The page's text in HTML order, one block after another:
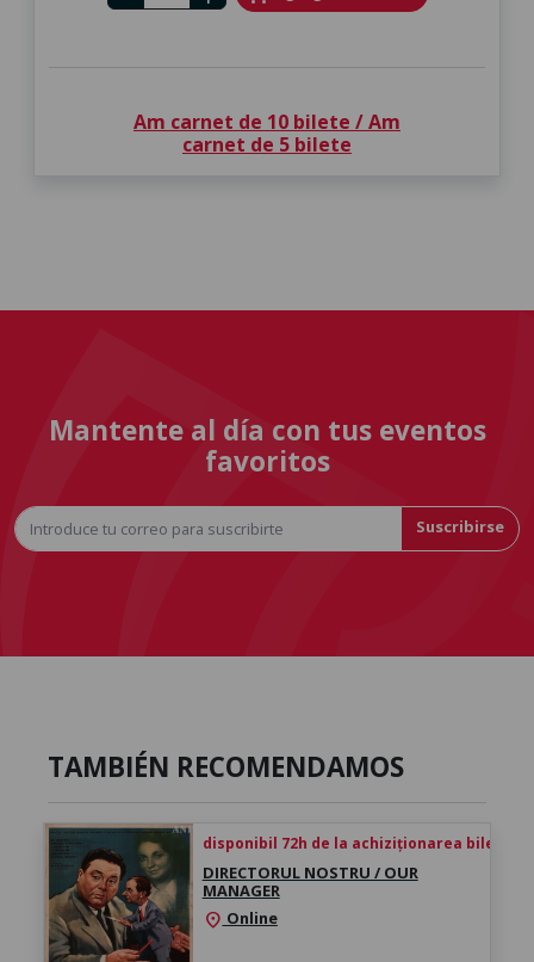
Am carnet de 10 bilete / Am
carnet de 5 bilete
Mantente al día con tus eventos
favoritos
Suscribirse
TAMBIÉN RECOMENDAMOS
disponibil 72h de la achiziționarea biletului
DIRECTORUL NOSTRU / OUR
MANAGER
location_on Online